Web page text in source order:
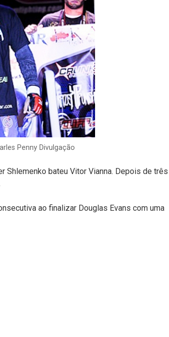
Penny Divulgação
Shlemenko bateu Vitor Vianna. Depois de três
ao finalizar Douglas Evans com uma